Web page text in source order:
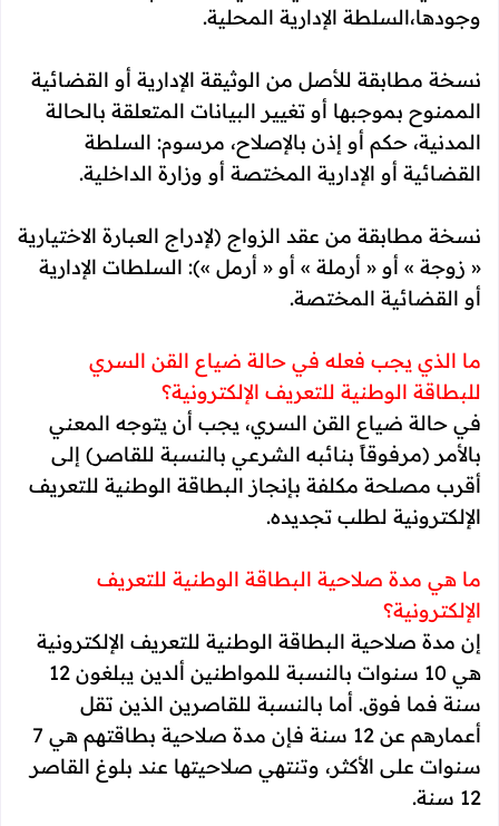
وجودها،السلطة الإدارية المحلية.
نسخة مطابقة للأصل من الوثيقة الإدارية أو القضائية
الممنوح بموجبها أو تغيير البيانات المتعلقة بالحالة
المدنية، حكم أو إذن بالإصلاح، مرسوم: السلطة
القضائية أو الإدارية المختصة أو وزارة الداخلية.
نسخة مطابقة من عقد الزواج (لإدراج العبارة الاختيارية
« زوجة » أو « أرملة » أو « أرمل »): السلطات الإدارية
أو القضائية المختصة.
ما الذي يجب فعله في حالة ضياع القن السري
للبطاقة الوطنية للتعريف الإلكترونية؟
في حالة ضياع القن السري، يجب أن يتوجه المعني
بالأمر (مرفوقاً بنائبه الشرعي بالنسبة للقاصر) إلى
أقرب مصلحة مكلفة بإنجاز البطاقة الوطنية للتعريف
الإلكترونية لطلب تجديده.
ما هي مدة صلاحية البطاقة الوطنية للتعريف
الإلكترونية؟
إن مدة صلاحية البطاقة الوطنية للتعريف الإلكترونية
هي 10 سنوات بالنسبة للمواطنين ألدين يبلغون 12
سنة فما فوق. أما بالنسبة للقاصرين الذين تقل
أعمارهم عن 12 سنة فإن مدة صلاحية بطاقتهم هي 7
سنوات على الأكثر، وتنتهي صلاحيتها عند بلوغ القاصر
12 سنة.